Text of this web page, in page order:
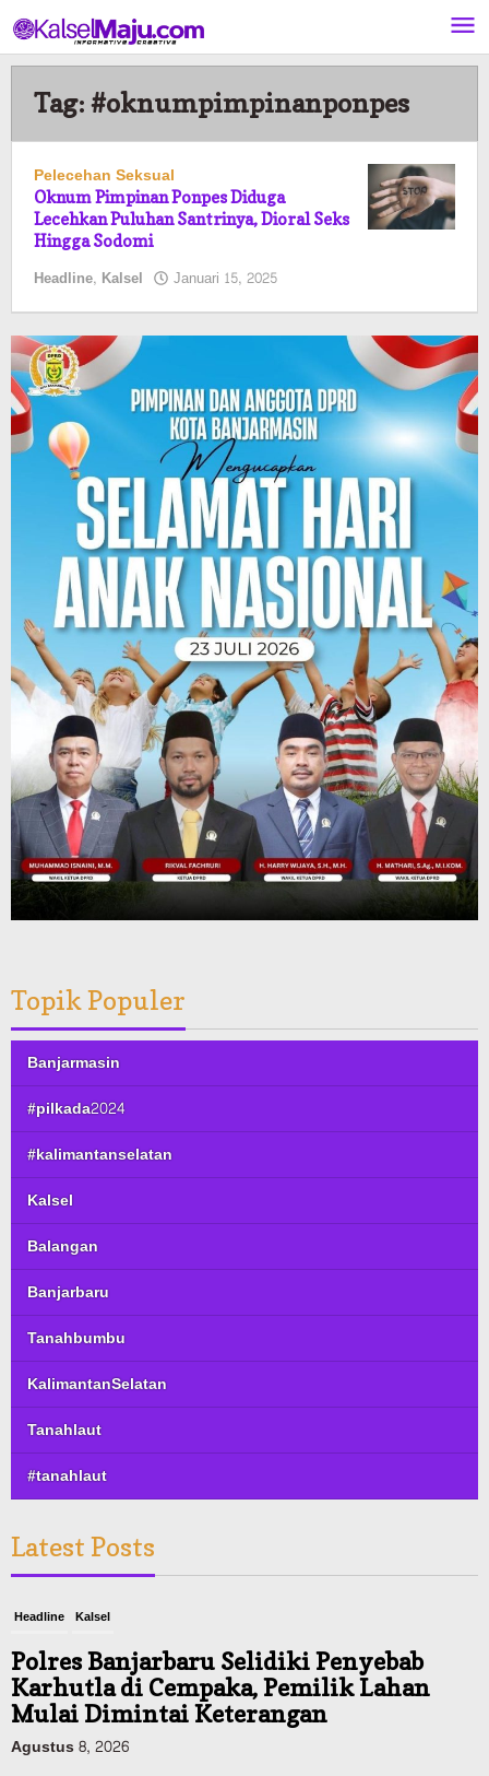
ke
konten
Tag: #oknumpimpinanponpes
Pelecehan Seksual
Oknum Pimpinan Ponpes Diduga
Lecehkan Puluhan Santrinya, Dioral Seks
Hingga Sodomi
Headline, Kalsel Januari 15, 2025
Pimred
Topik Populer
Banjarmasin
#pilkada2024
#kalimantanselatan
Kalsel
Balangan
Banjarbaru
Tanahbumbu
KalimantanSelatan
Tanahlaut
#tanahlaut
Latest Posts
Headline Kalsel
Polres Banjarbaru Selidiki Penyebab
Karhutla di Cempaka, Pemilik Lahan
Mulai Dimintai Keterangan
Agustus 8, 2026